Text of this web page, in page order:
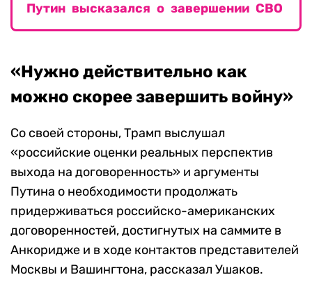
Путин высказался о завершении СВО
«Нужно действительно как
можно скорее завершить войну»
Со своей стороны, Трамп выслушал
«российские оценки реальных перспектив
выхода на договоренность» и аргументы
Путина о необходимости продолжать
придерживаться российско-американских
договоренностей, достигнутых на саммите в
Анкоридже и в ходе контактов представителей
Москвы и Вашингтона, рассказал Ушаков.